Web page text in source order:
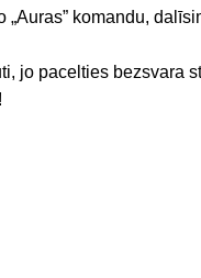
„Auras” komandu,
jo pacelties bezsvara